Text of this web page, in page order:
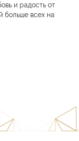
и радость от
больше всех на